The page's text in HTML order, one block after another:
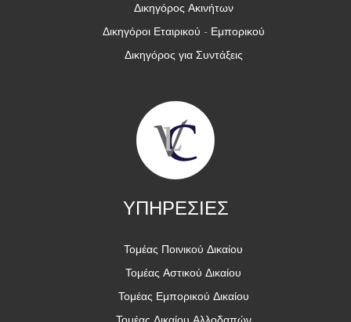
Δικηγόρος Ακινήτων
Δικηγόροι Εταιρικού - Εμπορικού
Δικηγόρος για Συντάξεις
ΥΠΗΡΕΣΙΕΣ
Τομέας Ποινικού Δικαίου
Τομέας Αστικού Δικαίου
Τομέας Εμπορικού Δικαίου